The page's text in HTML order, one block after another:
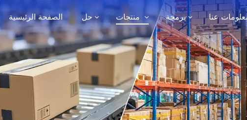
الصفحة الرئيسية حل برمجة عنا